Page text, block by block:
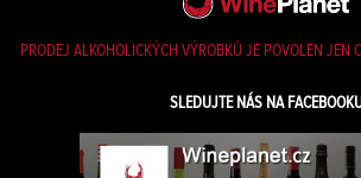
PRODEJ ALKOHOLICKÝCH VÝROBKŮ JE POVOLEN JEN
SLEDUJTE NÁS NA